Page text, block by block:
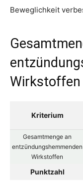
Beweglichkeit
Wirkstoffen
Kriterium
Gesamtmenge an
entzündungshemmenden
Wirkstoffen
Punktzahl